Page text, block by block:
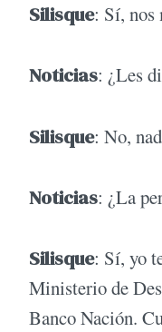
Silisque: Sí, nos
Noticias: ¿Les
Silisque: No,
Noticias: ¿La
Silisque: Sí, yo
Ministerio de
Banco Nación.